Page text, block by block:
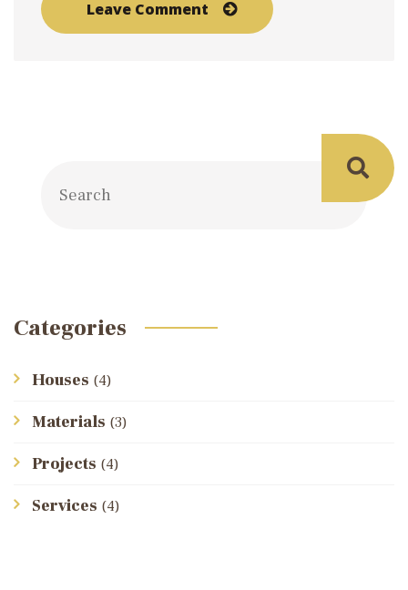
Categories
Houses (4)
Materials (3)
Projects (4)
Services (4)